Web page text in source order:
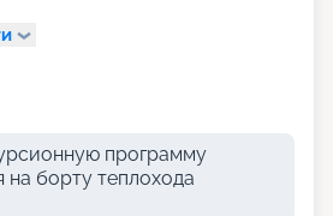
программу
на борту теплохода